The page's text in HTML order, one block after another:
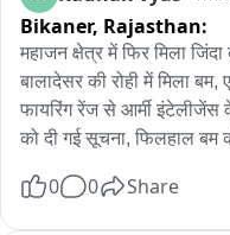
Bikaner, Rajasthan:
महाजन क्षेत्र में फिर मिला
बालादेसर की रोही में मिला
फायरिंग रेंज से आर्मी इंटेलीजेंस
को दी गई सूचना, फिलहाल बम
0 0 Share